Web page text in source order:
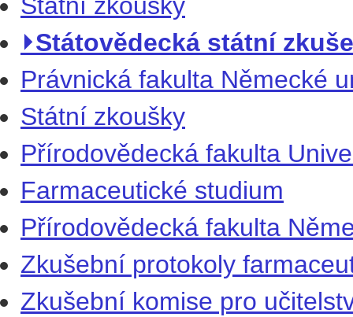
⏵Státovědecká státní
Právnická fakulta Německé
Státní zkoušky
Přírodovědecká fakulta
Farmaceutické studium
Přírodovědecká fakulta
Zkušební protokoly
Zkušební komise pro